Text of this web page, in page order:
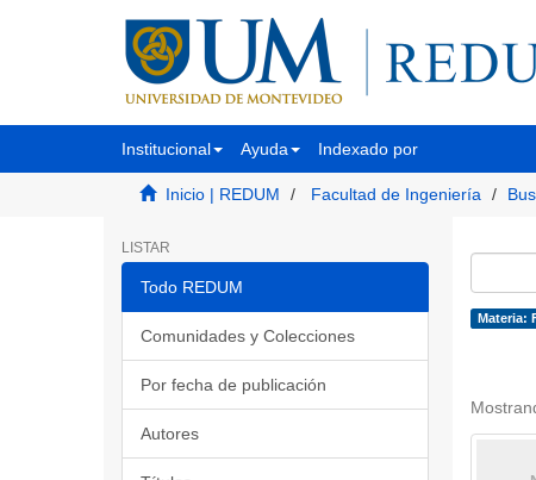
Institucional Ayuda Indexado por
Inicio | REDUM Facultad de Ingeniería
LISTAR
Todo REDUM
Comunidades y Colecciones
Por fecha de publicación
Autores
Materia: